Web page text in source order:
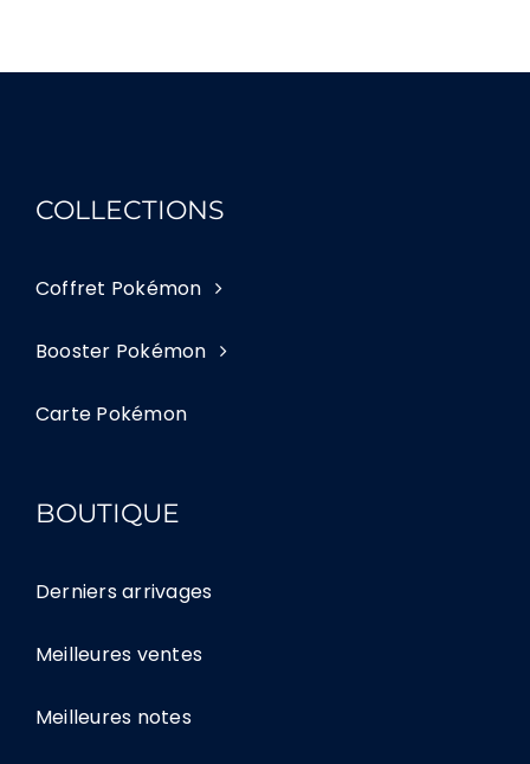
COLLECTIONS
Coffret Pokémon
Booster Pokémon
Carte Pokémon
BOUTIQUE
Derniers arrivages
Meilleures ventes
Meilleures notes